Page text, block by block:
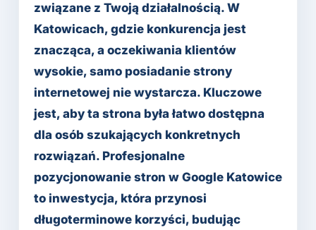
związane z Twoją działalnością. W
Katowicach, gdzie konkurencja jest
znacząca, a oczekiwania klientów
wysokie, samo posiadanie strony
internetowej nie wystarcza. Kluczowe
jest, aby ta strona była łatwo dostępna
dla osób szukających konkretnych
rozwiązań. Profesjonalne
pozycjonowanie stron w Google Katowice
to inwestycja, która przynosi
długoterminowe korzyści, budując